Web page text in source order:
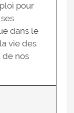
pour
dans le
vie des
de nos